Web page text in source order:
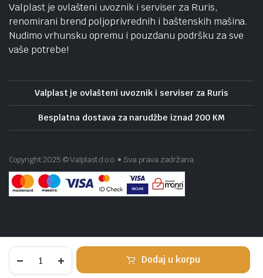
Aparat
Dodaj u korpu
Valplast je ovlašteni uvoznik i serviser za Ruris,
renomirani brend poljoprivrednih i baštenskih mašina.
Nudimo vrhunsku opremu i pouzdanu podršku za sve
vaše potrebe!
Valplast je ovlašteni uvoznik i serviser za Ruris
Besplatna dostava za narudžbe iznad 200 KM
Copyright 2025 © Valplast d.o.o. • Sva prava zadržana.
STORE SEARCH WISHLIST ACCOUNT KATEGORIJE